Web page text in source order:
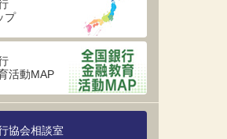
プ
活動MAP
協会相談室